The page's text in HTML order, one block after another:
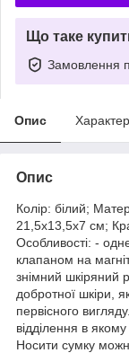
Що таке
Замовлення
Опис
Опис
Колір: білий;
21,5х13,5х7 см;
Особливості: -
клапаном на
знімний шкіряний
добротної шкіри,
первісного
відділення в
Носити сумку